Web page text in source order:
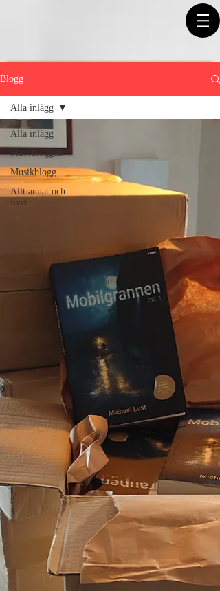
Blogg
Alla inlägg
Skrivbloggen
Musikblogg
Allt annat och
livet
Alla inlägg